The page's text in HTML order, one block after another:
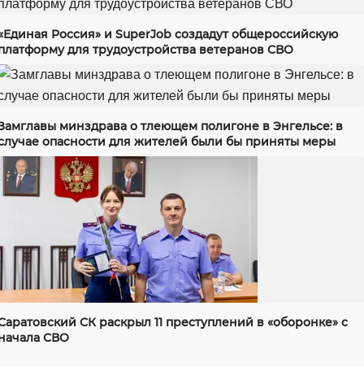
Россия» и SuperJob создадут общероссийскую
для трудоустройства ветеранов СВО
минздрава о тлеющем полигоне в Энгельсе: в
опасности для жителей были бы приняты меры
СК раскрыл 11 преступлений в «оборонке» с
СВО